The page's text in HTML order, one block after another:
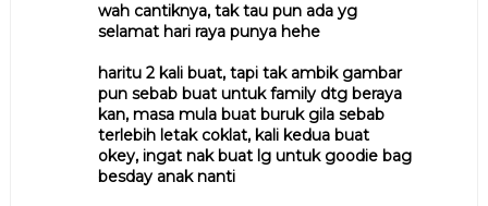
wah cantiknya, tak tau pun ada yg
selamat hari raya punya hehe
haritu 2 kali buat, tapi tak ambik gambar
pun sebab buat untuk family dtg beraya
kan, masa mula buat buruk gila sebab
terlebih letak coklat, kali kedua buat
okey, ingat nak buat lg untuk goodie bag
besday anak nanti